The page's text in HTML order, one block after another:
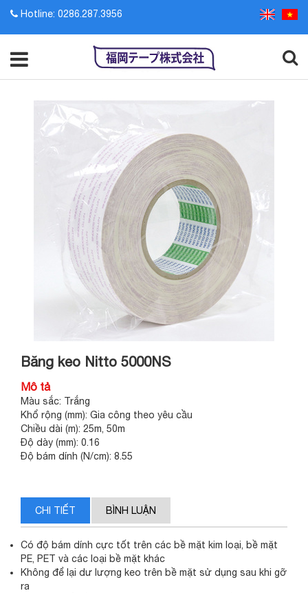
Hotline: 0286.287.3956
Băng keo Nitto 5000NS
Mô tả
Màu sắc: Trắng
Khổ rộng (mm): Gia công theo yêu cầu
Chiều dài (m): 25m, 50m
Độ dày (mm): 0.16
Độ bám dính (N/cm): 8.55
CHI TIẾT BÌNH LUẬN
Có độ bám dính cực tốt trên các bề mặt kim loại, bề mặt
PE, PET và các loại bề mặt khác
Không để lại dư lượng keo trên bề mặt sử dụng sau khi gỡ
ra